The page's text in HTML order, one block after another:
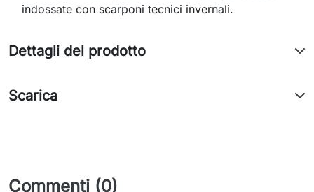
indossate con scarponi tecnici invernali.
Dettagli del prodotto
Scarica
Commenti (0)